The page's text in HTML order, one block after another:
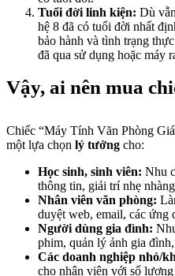
Tuổi đời linh kiện: Dù
hệ 8 đã có tuổi đời nhất
bảo hành và tình trạng
đã qua sử dụng hoặc máy
Vậy, ai nên mua
Chiếc “Máy Tính Văn Phòng
một lựa chọn lý tưởng cho:
Học sinh, sinh viên: Nhu
thông tin, giải trí nhẹ
Nhân viên văn phòng:
duyệt web, email, các ứng
Người dùng gia đình:
phim, quản lý ảnh gia
Các doanh nghiệp nhỏ/
cho nhân viên với số